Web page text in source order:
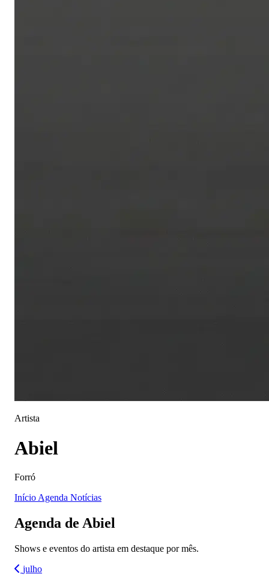
Artista
Abiel
Forró
Início Agenda Notícias
Agenda de Abiel
Shows e eventos do artista em destaque por mês.
julho